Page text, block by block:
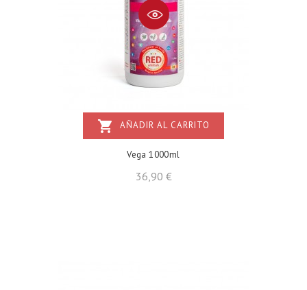
shopping_cart AÑADIR AL CARRITO
Vega 1000ml
36,90 €Precio